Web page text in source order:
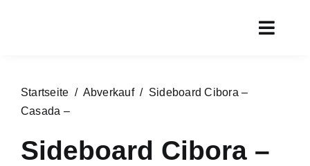
Startseite / Abverkauf/ Sideboard Cibora –
Casada –
Sideboard Cibora –